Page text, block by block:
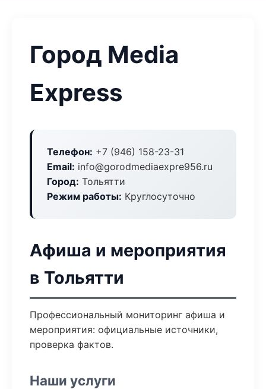
Город Media
Express
Телефон: +7 (946) 158-23-31
Email: info@gorodmediaexpre956.ru
Город: Тольятти
Режим работы: Круглосуточно
Афиша и мероприятия
в Тольятти
Профессиональный мониторинг афиша и
мероприятия: официальные источники,
проверка фактов.
Наши услуги